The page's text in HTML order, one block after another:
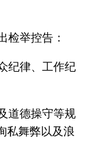
举控告：
纪律、工作纪
道德操守等规
私舞弊以及浪